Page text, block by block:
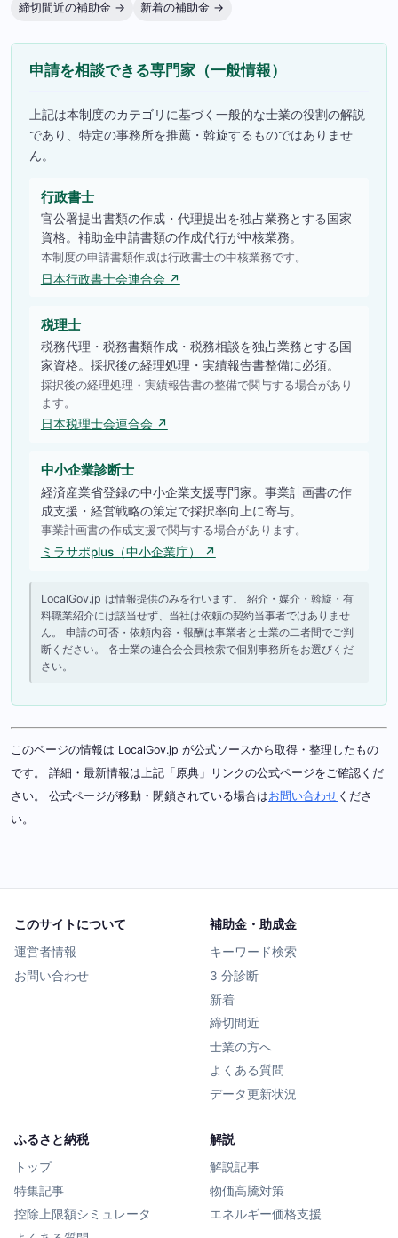
締切間近の補助金 →
新着の補助金 →
申請を相談できる専門家（一般情報）
上記は本制度のカテゴリに基づく一般的な士業の役割の解説
であり、特定の事務所を推薦・斡旋するものではありませ
ん。
行政書士
官公署提出書類の作成・代理提出を独占業務とする国家
資格。補助金申請書類の作成代行が中核業務。
本制度の申請書類作成は行政書士の中核業務です。
日本行政書士会連合会 ↗
税理士
税務代理・税務書類作成・税務相談を独占業務とする国
家資格。採択後の経理処理・実績報告書整備に必須。
採択後の経理処理・実績報告書の整備で関与する場合があり
ます。
日本税理士会連合会 ↗
中小企業診断士
経済産業省登録の中小企業支援専門家。事業計画書の作
成支援・経営戦略の策定で採択率向上に寄与。
事業計画書の作成支援で関与する場合があります。
ミラサポplus（中小企業庁） ↗
LocalGov.jp は情報提供のみを行います。 紹介・媒介・斡旋・有
料職業紹介には該当せず、当社は依頼の契約当事者ではありませ
ん。 申請の可否・依頼内容・報酬は事業者と士業の二者間でご判
断ください。 各士業の連合会会員検索で個別事務所をお選びくだ
さい。
このページの情報は LocalGov.jp が公式ソースから取得・整理したもの
です。 詳細・最新情報は上記「原典」リンクの公式ページをご確認くだ
さい。 公式ページが移動・閉鎖されている場合はお問い合わせ くださ
い。
このサイトについて
運営者情報
お問い合わせ
補助金・助成金
キーワード検索
3 分診断
新着
締切間近
士業の方へ
よくある質問
データ更新状況
ふるさと納税
トップ
特集記事
控除上限額シミュレータ
解説
解説記事
物価高騰対策
エネルギー価格支援